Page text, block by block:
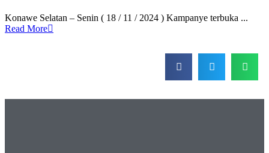
Konawe Selatan – Senin ( 18 / 11 / 2024 ) Kampanye terbuka ...
Read More